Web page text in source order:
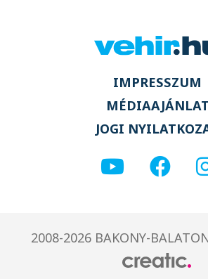
IMPRESSZUM
MÉDIAAJÁNLAT
JOGI
2008-2026 BAKONY-